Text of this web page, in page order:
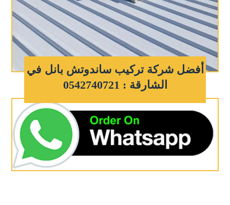
أفضل شركة تركيب ساندوتش بانل في
الشارقة : 0542740721